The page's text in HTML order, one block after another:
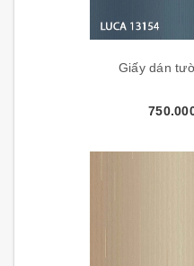
Giấy dán